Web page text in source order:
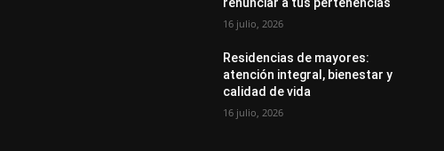
16 julio, 2026
Residencias de mayores:
atención integral, bienestar y
calidad de vida
16 julio, 2026